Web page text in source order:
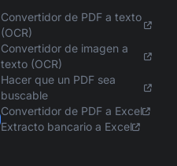
Convertidor de PDF a texto
(OCR)
Convertidor de imagen a
texto (OCR)
Hacer que un PDF sea
buscable
Convertidor de PDF a Excel
Extracto bancario a Excel